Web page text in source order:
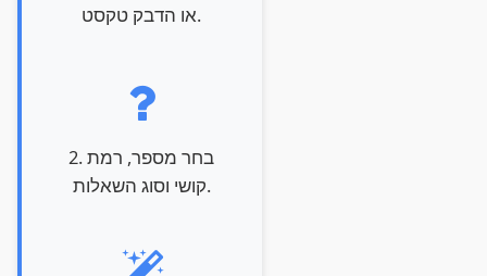
או הדבק טקסט.
2. בחר מספר, רמת
קושי וסוג השאלות.